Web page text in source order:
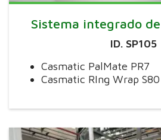
Sistema integrado
ID. SP105
Casmatic PalMate PR7
Casmatic RIng Wrap S80